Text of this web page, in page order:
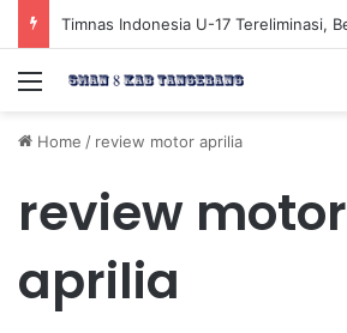
Menu
Home / review motor aprilia
review motor
aprilia